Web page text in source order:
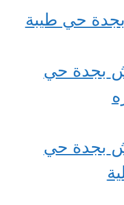
حي طيبة
بجدة حي
بجدة حي